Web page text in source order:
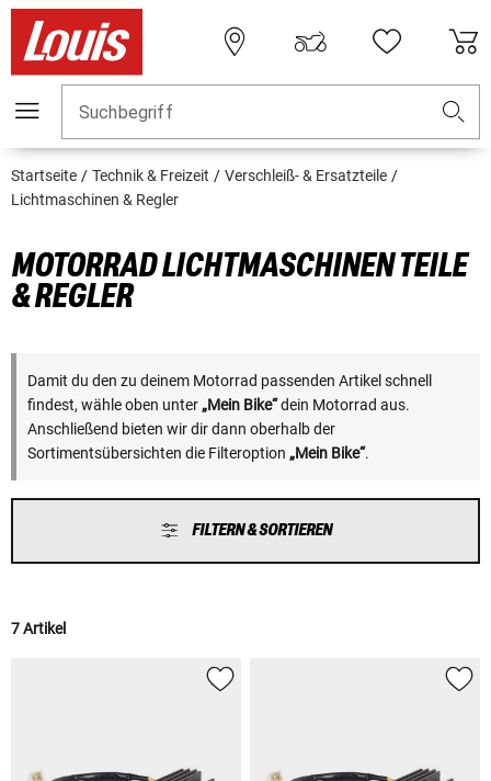
Suchbegriff
Startseite Technik & Freizeit
Verschleiß- & Ersatzteile
Lichtmaschinen & Regler
MOTORRAD LICHTMASCHINEN TEILE
& REGLER
Damit du den zu deinem Motorrad passenden Artikel schnell
findest, wähle oben unter„Mein Bike“dein Motorrad aus.
Anschließend bieten wir dir dann oberhalb der
Sortimentsübersichten die Filteroption „Mein Bike“.
FILTERN & SORTIEREN
7 Artikel